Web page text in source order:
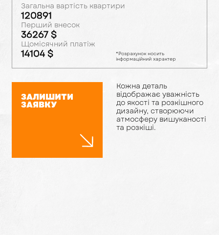
Загальна вартість квартири
120891
Перший внесок
36267$
Щомісячний платіж
14104$ *Розрахунок носить
інформаційний характер
ЗАЛИШИТИ
ЗАЯВКУ
Кожна деталь
відображає уважність
до якості та розкішного
дизайну, створюючи
атмосферу вишуканості
та розкіші.